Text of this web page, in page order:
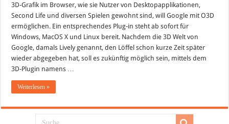
Plugin
soll
Browsern
das
Internet
beibringen
3D-Grafik im Browser, wie sie Nutzer von Desktopapplikationen,
Second Life und diversen Spielen gewohnt sind, will Google mit O3D
ermöglichen. Ein entsprechendes Plug-in steht ab sofort für
Windows, MacOS X und Linux bereit. Nachdem die 3D Welt von
Google, damals Lively genannt, den Löffel schon kurze Zeit später
wieder abgegeben hat, soll es zukünftig möglich sein, mittels dem
3D-Plugin namens …
Weiterlesen »